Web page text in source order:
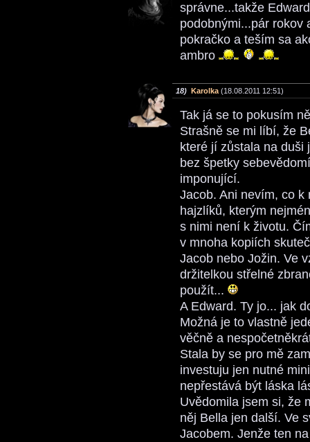
správne...takže
podobnými...pár rokov
pokračko a teším sa
ambro
18) Karolka (18.08.2011 12:51)
Tak já se to pokusím
Strašně se mi líbí, že
které jí zůstala na
bez špetky
imponující.
Jacob. Ani nevím, co k
hajzlíků, kterým
s nimi není k životu.
v mnoha kopiích
Jacob nebo Jožin. Ve
držitelkou střelné
použít...
A Edward. Ty jo... jak
Možná je to vlastně
věčně a
Stala by se pro mě
investuju jen nutné
nepřestává být láska
Uvědomila jsem si, že
něj Bella jen další. Ve
Jacobem. Jenže ten